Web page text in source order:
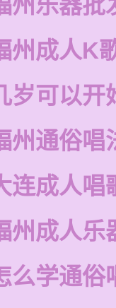
州乐器批
州成人K
岁可以开
州通俗唱
连成人唱
州成人乐
么学通俗